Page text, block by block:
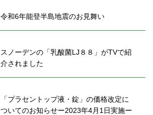
新着情報
令和6年能登半島地震のお見舞い
スノーデンの「乳酸菌LJ８８」がTVで紹
介されました
「プラセントップ液・錠」の価格改定に
ついてのお知らせー2023年4月1日実施ー